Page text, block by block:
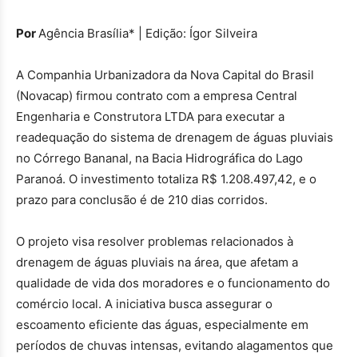
Por Agência Brasília* | Edição: Ígor Silveira
A Companhia Urbanizadora da Nova Capital do Brasil
(Novacap) firmou contrato com a empresa Central
Engenharia e Construtora LTDA para executar a
readequação do sistema de drenagem de águas pluviais
no Córrego Bananal, na Bacia Hidrográfica do Lago
Paranoá. O investimento totaliza R$ 1.208.497,42, e o
prazo para conclusão é de 210 dias corridos.
O projeto visa resolver problemas relacionados à
drenagem de águas pluviais na área, que afetam a
qualidade de vida dos moradores e o funcionamento do
comércio local. A iniciativa busca assegurar o
escoamento eficiente das águas, especialmente em
períodos de chuvas intensas, evitando alagamentos que